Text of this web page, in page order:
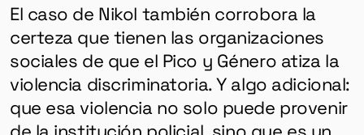
El caso de Nikol también corrobora la
certeza que tienen las organizaciones
sociales de que el Pico y Género atiza la
violencia discriminatoria. Y algo adicional:
que esa violencia no solo puede provenir